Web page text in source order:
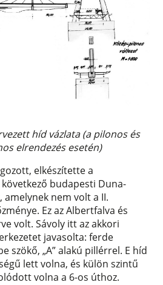
híd vázlata (a pilonos és
elrendezés esetén)
elkészítette a
budapesti Duna-
amelynek nem volt a II.
Ez az Albertfalva és
volt. Sávoly itt az akkori
javasolta: ferde
szökő, „A” alakú pillérrel. E híd
lett volna, és külön szintű
volna a 6-os úthoz.